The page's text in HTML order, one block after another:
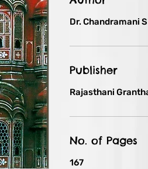
Dr. Chandramani
Publisher
Rajasthani
No. of Pages
167